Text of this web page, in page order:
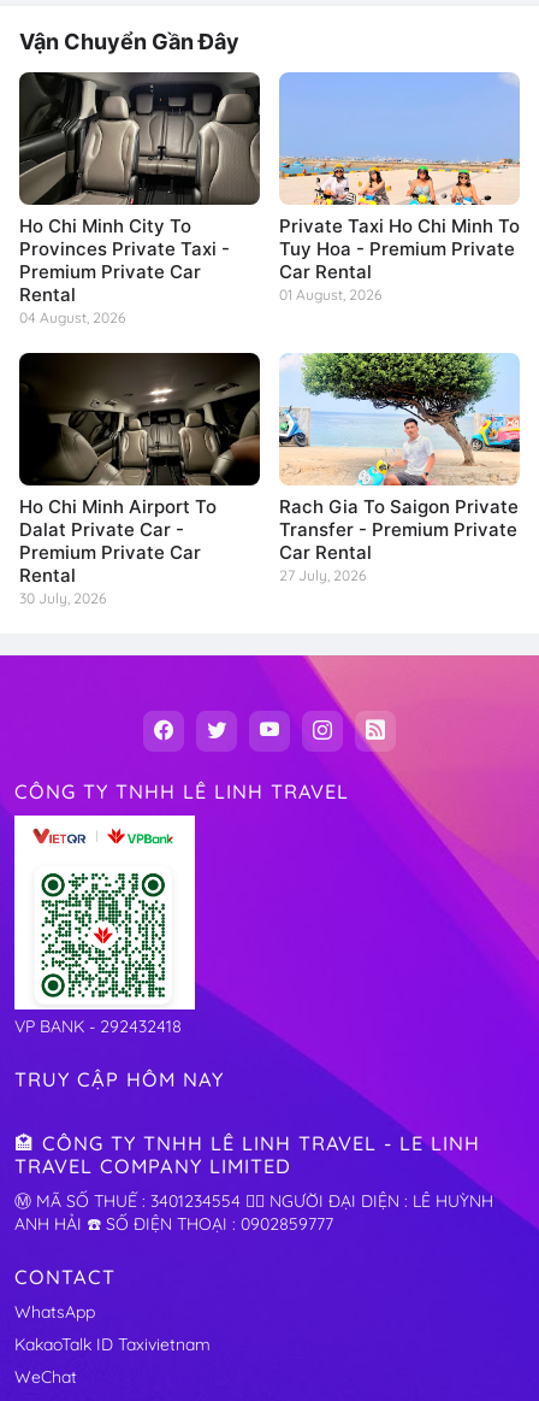
Vận Chuyển Gần Đây
Ho Chi Minh City To
Provinces Private Taxi -
Premium Private Car
Rental
04 August, 2026
Private Taxi Ho Chi Minh To
Tuy Hoa - Premium Private
Car Rental
01 August, 2026
Ho Chi Minh Airport To
Dalat Private Car -
Premium Private Car
Rental
30 July, 2026
Rach Gia To Saigon Private
Transfer - Premium Private
Car Rental
27 July, 2026
CÔNG TY TNHH LÊ LINH TRAVEL
VP BANK - 292432418
TRUY CẬP HÔM NAY
🏩 CÔNG TY TNHH LÊ LINH TRAVEL - LE LINH
TRAVEL COMPANY LIMITED
Ⓜ️ MÃ SỐ THUẾ : 3401234554 🧛‍♂️ NGƯỜI ĐẠI DIỆN : LÊ HUỲNH
ANH HẢI ☎️ SỐ ĐIỆN THOẠI : 0902859777
CONTACT
WhatsApp
KakaoTalk ID Taxivietnam
WeChat